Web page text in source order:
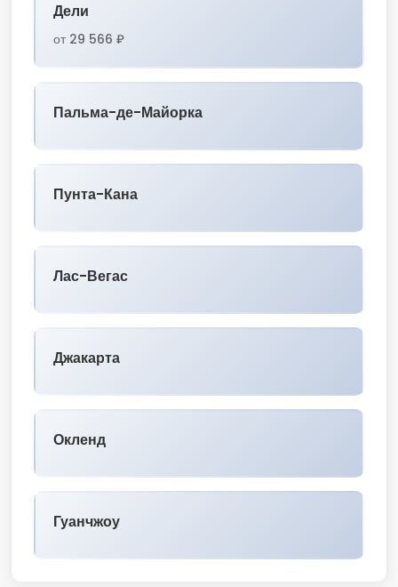
Дели
от 29 566 ₽
Пальма-де-Майорка
Пунта-Кана
Лас-Вегас
Джакарта
Окленд
Гуанчжоу